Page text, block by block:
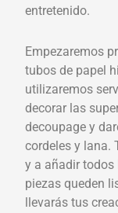
entretenido.
Empezaremos
tubos de papel
utilizaremos
decorar las
decoupage y
cordeles y lana.
y a añadir todos
piezas queden
llevarás tus